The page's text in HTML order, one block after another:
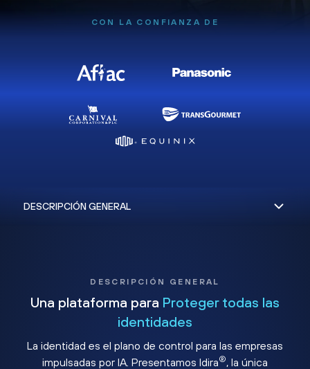
CON LA CONFIANZA DE
DESCRIPCIÓN GENERAL
Una plataforma para Proteger todas las
identidades
La identidad es el plano de control para las empresas
impulsadas por IA. Presentamos Idira®, la única